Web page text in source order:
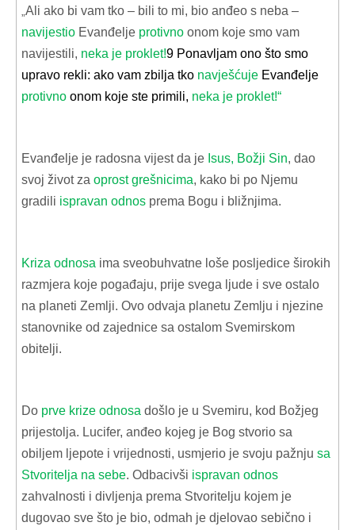
Ali ako bi vam tko – bili to mi, bio anđeo s neba –
navijestio Evanđelje protivno onom koje smo vam
navijestili, neka je proklet!9 Ponavljam ono što smo
upravo rekli: ako vam zbilja tko navješćuje Evanđelje
protivno onom koje ste primili, neka je proklet!“
Evanđelje je radosna vijest da je Isus, Božji Sin, dao
svoj život za oprost grešnicima, kako bi po Njemu
gradili ispravan odnos prema Bogu i bližnjima.
Kriza odnosa ima sveobuhvatne loše posljedice širokih
razmjera koje pogađaju, prije svega ljude i sve ostalo
na planeti Zemlji. Ovo odvaja planetu Zemlju i njezine
stanovnike od zajednice sa ostalom Svemirskom
obitelji.
Do prve krize odnosa došlo je u Svemiru, kod Božjeg
prijestolja. Lucifer, anđeo kojeg je Bog stvorio sa
obiljem ljepote i vrijednosti, usmjerio je svoju pažnju sa
Stvoritelja na sebe. Odbacivši ispravan odnos
zahvalnosti i divljenja prema Stvoritelju kojem je
dugovao sve što je bio, odmah je djelovao sebično i